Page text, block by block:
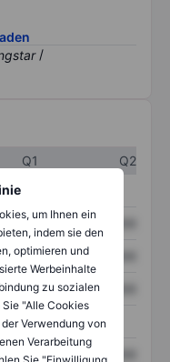
um Ihnen ein
indem sie den
optimieren und
Werbeinhalte
zu sozialen
"Alle Cookies
Verwendung von
Verarbeitung
/
Q1
Q2
XXXXXXX
XXXXXXX
XXXXXXX
XXXXXXX